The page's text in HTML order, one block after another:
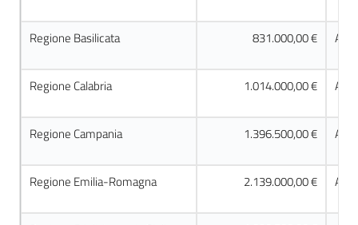
Regione Basilicata 831.000,00 €
Regione Calabria 1.014.000,00 €
Regione Campania 1.396.500,00 €
Regione Emilia-Romagna 2.139.000,00 €